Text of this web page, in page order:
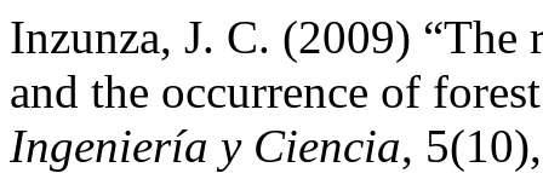
Inzunza, J. C. (2009) “The
and the occurrence of
Ingeniería y Ciencia,